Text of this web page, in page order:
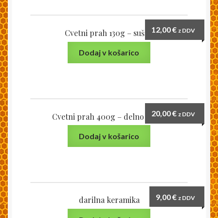
Cvetni prah 130g – sušen12,00€ z DDV
Dodaj v košarico
Cvetni prah 400g – delno sušen
20,00€ z DDV
Dodaj v košarico
darilna keramika 9,00€ z DDV